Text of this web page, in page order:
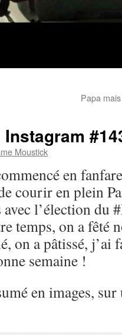
Papa
Moustick
en
courir en plein
l’élection du
temps, on a fêté
on a pâtissé, j’ai
semaine !
en images,